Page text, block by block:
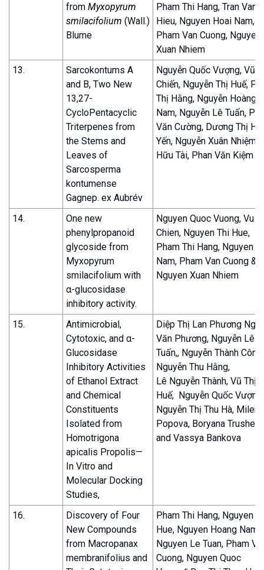
from Myxopyrum
smilacifolium (Wall.)
Blume
Pham Thi Hang, Tran Van
Hieu, Nguyen Hoai Nam,
Pham Van Cuong, Nguyen
Xuan Nhiem
13.
Sarcokontums A
and B, Two New
13,27-
CycloPentacyclic
Triterpenes from
the Stems and
Leaves of
Sarcosperma
kontumense
Gagnep. ex Aubrév
Nguyễn Quốc Vượng, Vũ
Chiến, Nguyễn Thị Huế,
Thị Hằng, Nguyễn Hoàng
Nam, Nguyễn Lê Tuấn,
Văn Cường, Dương Thị Hải
Yến, Nguyễn Xuân Nhiệm,
Hữu Tài, Phan Văn Kiệm
14.
One new
phenylpropanoid
glycoside from
Myxopyrum
smilacifolium with
α-glucosidase
inhibitory activity.
Nguyen Quoc Vuong, Vu
Chien, Nguyen Thi Hue,
Pham Thi Hang, Nguyen
Nam, Pham Van Cuong &
Nguyen Xuan Nhiem
15.
Antimicrobial,
Cytotoxic, and α-
Glucosidase
Inhibitory Activities
of Ethanol Extract
and Chemical
Constituents
Isolated from
Homotrigona
apicalis Propolis—
In Vitro and
Molecular Docking
Studies,
Diệp Thị Lan Phương
Văn Phương, Nguyễn Lê
Tuấn,, Nguyễn Thành Công,
Nguyễn Thu Hằng,
Lê Nguyễn Thành, Vũ Thị
Huế, Nguyễn Quốc Vượng,
Nguyễn Thị Thu Hà, Milena
Popova, Boryana Trusheva
and Vassya Bankova
16.
Discovery of Four
New Compounds
from Macropanax
membranifolius and
Pham Thi Hang, Nguyen
Hue, Nguyen Hoang Nam,
Nguyen Le Tuan, Pham
Cuong, Nguyen Quoc